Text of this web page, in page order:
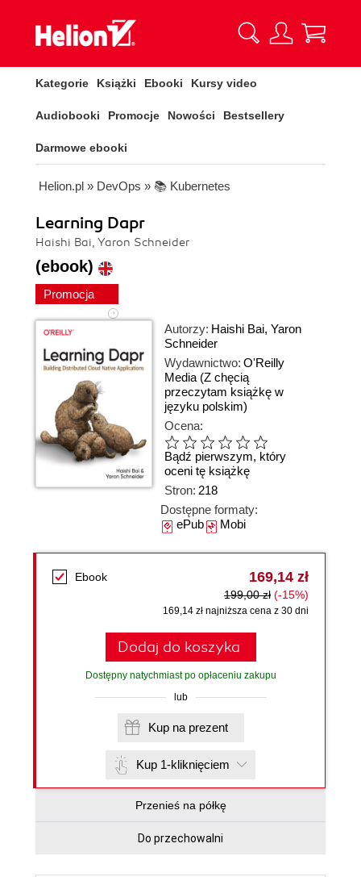
Kategorie Książki Ebooki Kursy video
Audiobooki Promocje Nowości Bestsellery
Darmowe ebooki
Helion.pl » DevOps » 📚 Kubernetes
Learning Dapr
Haishi Bai, Yaron Schneider
(ebook)
Promocja
Autorzy: Haishi Bai, Yaron
Schneider
Wydawnictwo: O'Reilly
Media (Z chęcią
przeczytam książkę w
języku polskim)
Ocena:
Bądź pierwszym, który
oceni tę książkę
Stron: 218
Dostępne formaty:
ePubMobi
Ebook 169,14 zł
199,00 zł (-15%)
169,14 zł najniższa cena z 30 dni
Dodaj do koszyka
Dostępny natychmiast po opłaceniu zakupu
lub
Kup na prezent
Kup 1-kliknięciem
Przenieś na półkę
Do przechowalni